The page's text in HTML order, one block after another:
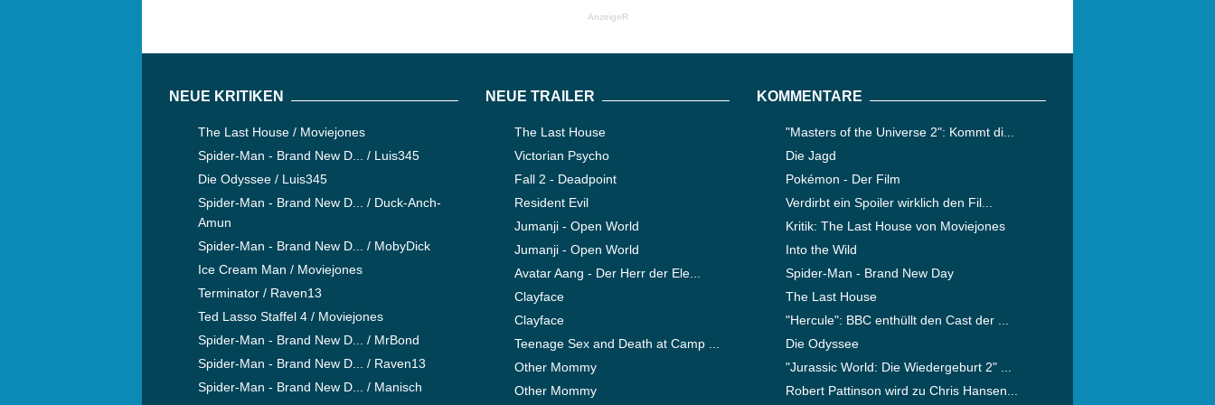
AnzeigeR
NEUE KRITIKEN
The Last House / Moviejones
Spider-Man - Brand New D... / Luis345
Die Odyssee / Luis345
Spider-Man - Brand New D... / Duck-Anch-
Amun
Spider-Man - Brand New D... / MobyDick
Ice Cream Man / Moviejones
Terminator / Raven13
Ted Lasso Staffel 4 / Moviejones
Spider-Man - Brand New D... / MrBond
Spider-Man - Brand New D... / Raven13
Spider-Man - Brand New D... / Manisch
NEUE TRAILER
The Last House
Victorian Psycho
Fall 2 - Deadpoint
Resident Evil
Jumanji - Open World
Jumanji - Open World
Avatar Aang - Der Herr der Ele...
Clayface
Clayface
Teenage Sex and Death at Camp ...
Other Mommy
Other Mommy
KOMMENTARE
"Masters of the Universe 2": Kommt di...
Die Jagd
Pokémon - Der Film
Verdirbt ein Spoiler wirklich den Fil...
Kritik: The Last House von Moviejones
Into the Wild
Spider-Man - Brand New Day
The Last House
"Hercule": BBC enthüllt den Cast der ...
Die Odyssee
"Jurassic World: Die Wiedergeburt 2" ...
Robert Pattinson wird zu Chris Hansen...